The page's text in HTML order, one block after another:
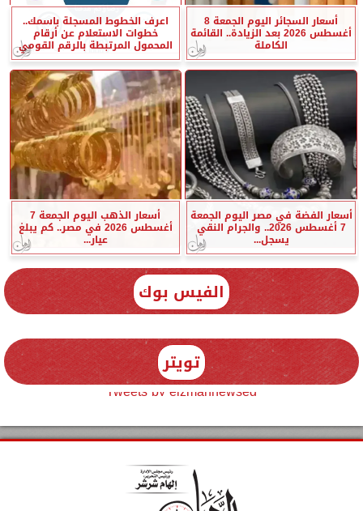
أسعار السجائر اليوم الجمعة 8
أغسطس 2026 بعد الزيادة.. القائمة
الكاملة
اعرف الخطوط المسجلة باسمك..
خطوات الاستعلام عن أرقام
المحمول المرتبطة بالرقم القومي
أسعار الفضة في مصر اليوم الجمعة
7 أغسطس 2026.. والجرام النقي
يسجل...
أسعار الذهب اليوم الجمعة 7
أغسطس 2026 في مصر.. كم يبلغ
عيار...
الفيس بوك
تويتر
Tweets by elzmannewseg